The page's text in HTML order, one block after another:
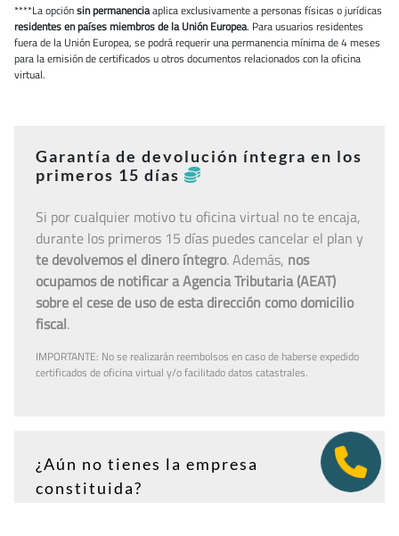
****La opciónsin permanenciaaplica exclusivamente a personas físicas o jurídicas
residentes en países miembros de la Unión Europea. Para usuarios residentes
fuera de la Unión Europea, se podrá requerir una permanencia mínima de 4 meses
para la emisión de certificados u otros documentos relacionados con la oficina
virtual.
Garantía de devolución íntegra en los
primeros 15 días
Si por cualquier motivo tu oficina virtual no te encaja,
durante los primeros 15 días puedes cancelar el plan y
te devolvemos el dinero íntegro. Además, nos
ocupamos de notificar a Agencia Tributaria (AEAT)
sobre el cese de uso de esta dirección como domicilio
fiscal.
IMPORTANTE: No se realizarán reembolsos en caso de haberse expedido
certificados de oficina virtual y/o facilitado datos catastrales.
¿Aún no tienes la empresa
constituida?